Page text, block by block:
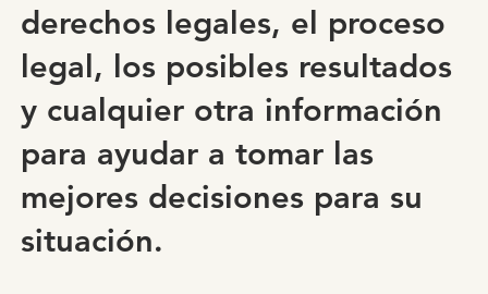
derechos legales, el proceso
legal, los posibles resultados
y cualquier otra información
para ayudar a tomar las
mejores decisiones para su
situación.